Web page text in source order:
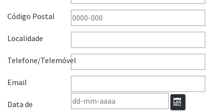
Código Postal
Localidade
Telefone/Telemóvel
Email
Data de